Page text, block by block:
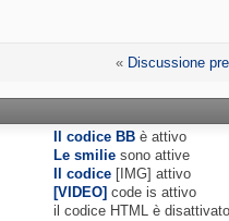
« Discussione
Il codice BB èattivo
Le smilie sono attive
Il codice [IMG]attivo
[VIDEO] code isattivo
il codice HTML è